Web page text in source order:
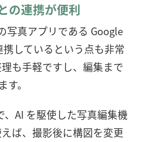
の連携が便利
写真アプリである Google
しているという点も非常
も手軽ですし、編集まで
。
、AI を駆使した写真編集機
ば、撮影後に構図を変更